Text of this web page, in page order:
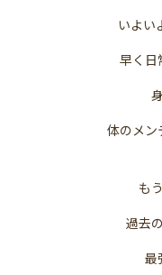
いよい
早く日
体のメン
も
過去
最